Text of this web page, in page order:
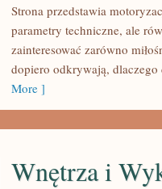
SPOTKANIA
KLASYKÓW
Strona przedstawia
parametry techniczne, ale
zainteresować zarówno
dopiero odkrywają,
More ]
Wnętrza i